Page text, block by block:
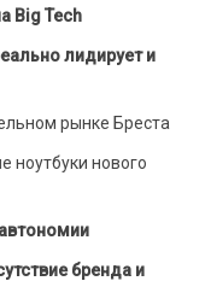
Big Tech
лидирует и
рынке Бреста
ноутбуки нового
бренда и